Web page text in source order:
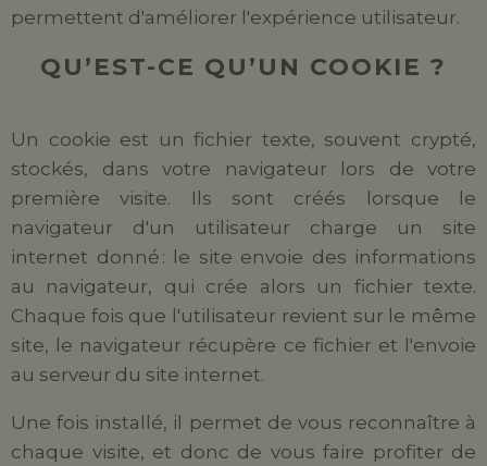
permettent d'améliorer l'expérience utilisateur.
QU’EST-CE QU’UN COOKIE ?
Un cookie est un fichier texte, souvent crypté,
stockés, dans votre navigateur lors de votre
première visite. Ils sont créés lorsque le
navigateur d'un utilisateur charge un site
internet donné : le site envoie des informations
au navigateur, qui crée alors un fichier texte.
Chaque fois que l'utilisateur revient sur le même
site, le navigateur récupère ce fichier et l'envoie
au serveur du site internet.
Une fois installé, il permet de vous reconnaître à
chaque visite, et donc de vous faire profiter de